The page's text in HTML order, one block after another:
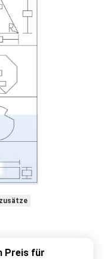
Preis für